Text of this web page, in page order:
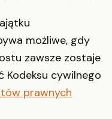
możliwe, gdy
zawsze zostaje
Kodeksu cywilnego
prawnych